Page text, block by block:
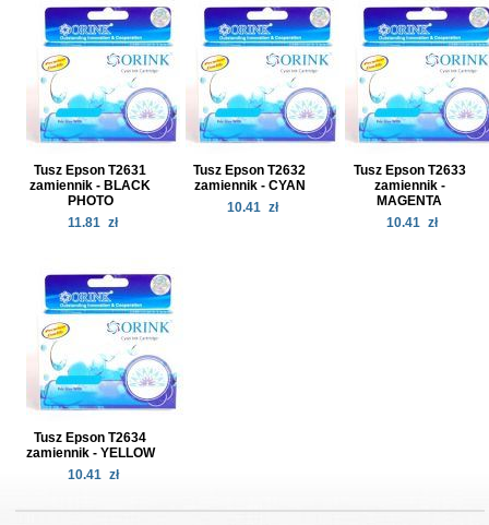
Tusz Epson T2631
zamiennik - BLACK
PHOTO
11.81 zł
Tusz Epson T2632
zamiennik - CYAN
10.41 zł
Tusz Epson T2633
zamiennik -
MAGENTA
10.41 zł
Tusz Epson T2634
zamiennik - YELLOW
10.41 zł